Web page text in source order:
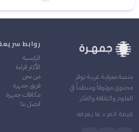
منصة معرفية عربية توفر
محتوى موثوقاً ومنظماً في
العلوم والثقافة والفكر
قيمة المرء ما يعرفه
روابط
الرئيسية
الأكثر قراءة
من نحن
فريق جمهرة
مكافآت جمهرة
اتصل بنا